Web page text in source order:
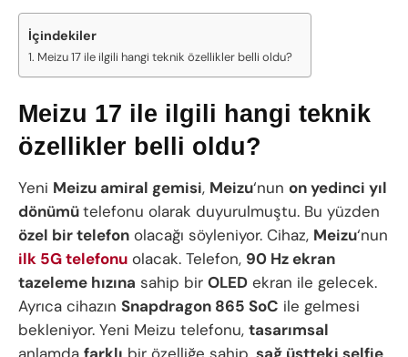
İçindekiler
Meizu 17 ile ilgili hangi teknik özellikler belli oldu?
Meizu 17 ile ilgili hangi teknik
özellikler belli oldu?
Yeni Meizu amiral gemisi, Meizu‘nun on yedinci yıl
dönümütelefonu olarak duyurulmuştu. Bu yüzden
özel bir telefon olacağı söyleniyor. Cihaz, Meizu‘nun
ilk 5G telefonu olacak. Telefon, 90 Hz ekran
tazeleme hızına sahip bir OLED ekran ile gelecek.
Ayrıca cihazın Snapdragon 865 SoC ile gelmesi
bekleniyor. Yeni Meizu telefonu, tasarımsal